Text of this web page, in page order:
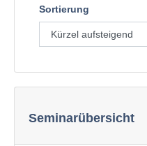
Sortierung
Seminarübersicht